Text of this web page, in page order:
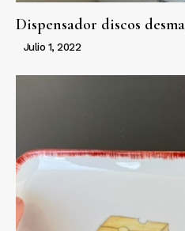
Dispensador discos
Julio 1, 2022